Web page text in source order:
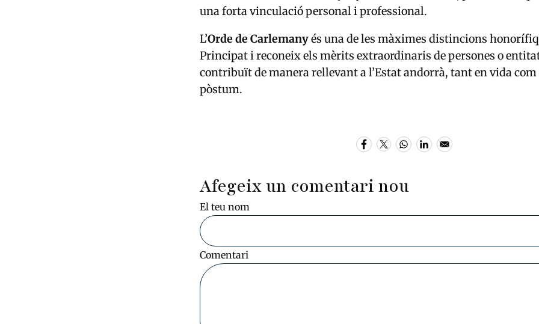
una forta vinculació personal i professional.
L’Orde de Carlemanyés una de les màximes distincions
Principat i reconeix els mèrits extraordinaris de persones o
contribuït de manera rellevant a l’Estat andorrà, tant en vida
pòstum.
Afegeix un comentari nou
El teu nom
Comentari